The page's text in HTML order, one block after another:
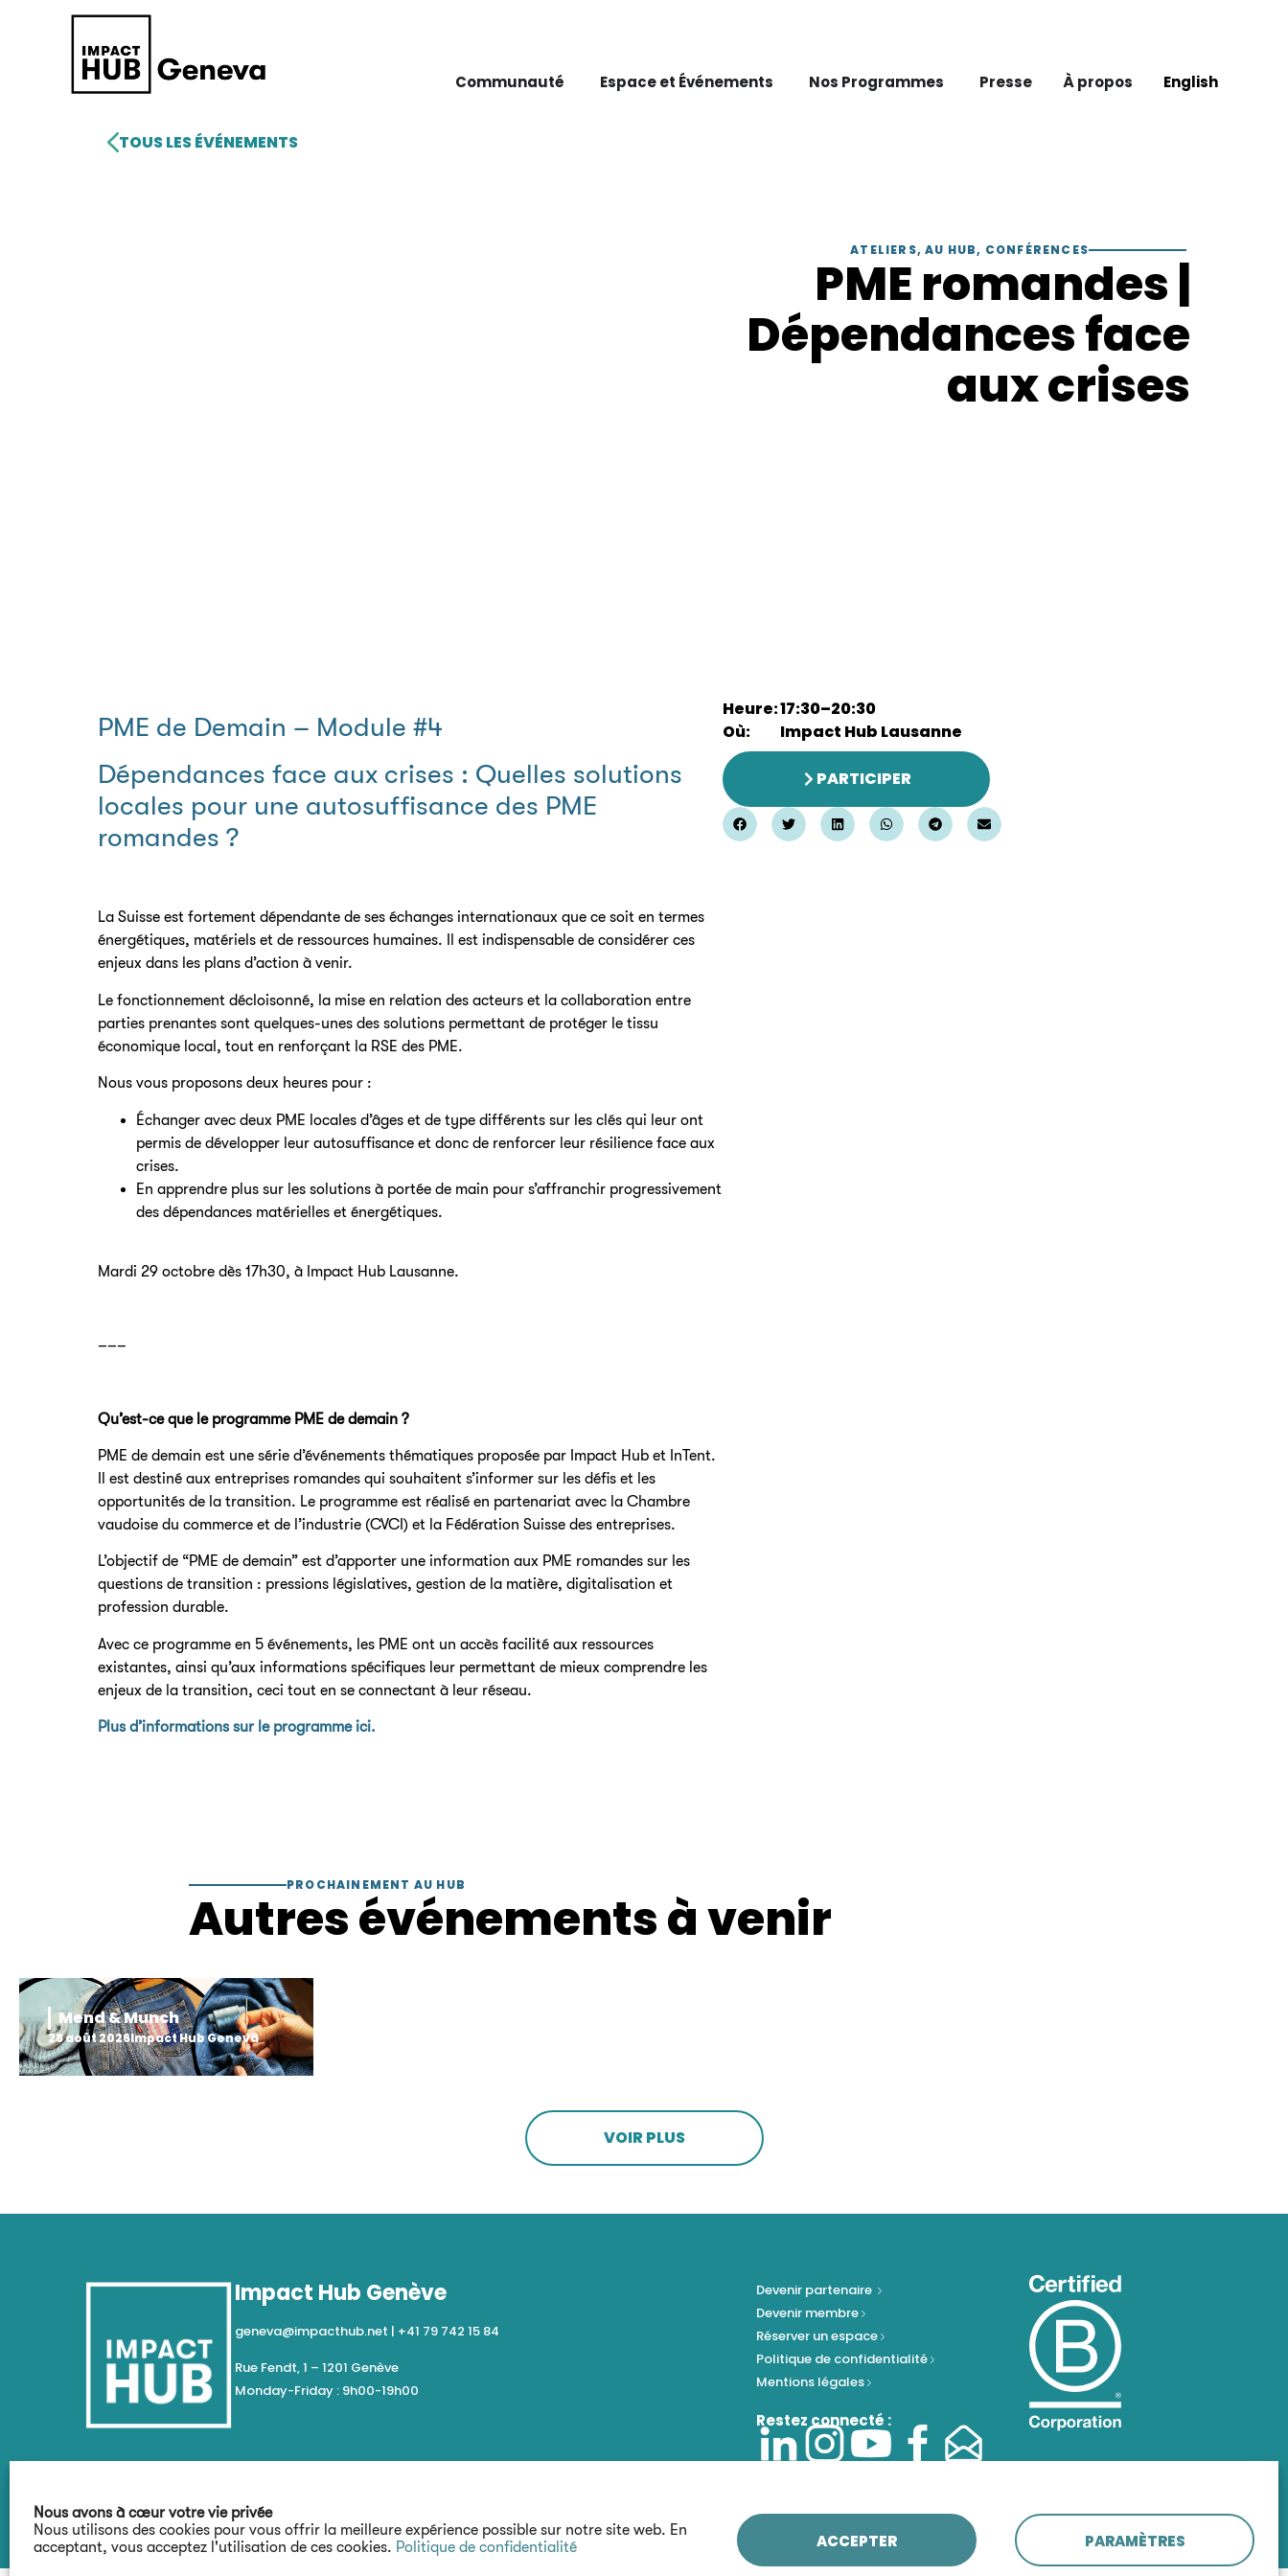
Nous avons à cœur votre vie privée
Nous utilisons des cookies pour vous offrir la meilleure expérience possible sur notre site web. En
acceptant, vous acceptez l'utilisation de ces cookies. Politique de confidentialité ACCEPTER PARAMÈTRES
Communauté Espace et Événements Nos Programmes Presse À propos English
TOUS LES ÉVÉNEMENTS
ATELIERS,AU HUB, CONFÉRENCES
PME romandes |
Dépendances face
aux crises
PME de Demain – Module #4
Dépendances face aux crises : Quelles solutions
locales pour une autosuffisance des PME
romandes ?
La Suisse est fortement dépendante de ses échanges internationaux que ce soit en termes
énergétiques, matériels et de ressources humaines. Il est indispensable de considérer ces
enjeux dans les plans d’action à venir.
Le fonctionnement décloisonné, la mise en relation des acteurs et la collaboration entre
parties prenantes sont quelques-unes des solutions permettant de protéger le tissu
économique local, tout en renforçant la RSE des PME.
Nous vous proposons deux heures pour :
Échanger avec deux PME locales d’âges et de type différents sur les clés qui leur ont
permis de développer leur autosuffisance et donc de renforcer leur résilience face aux
crises.
En apprendre plus sur les solutions à portée de main pour s’affranchir progressivement
des dépendances matérielles et énergétiques.
Mardi 29 octobre dès 17h30, à Impact Hub Lausanne.
–––
Qu’est-ce que le programme PME de demain ?
PME de demain est une série d’événements thématiques proposée par Impact Hub et InTent.
Il est destiné aux entreprises romandes qui souhaitent s’informer sur les défis et les
opportunités de la transition. Le programme est réalisé en partenariat avec la Chambre
vaudoise du commerce et de l’industrie (CVCI) et la Fédération Suisse des entreprises.
L’objectif de “PME de demain” est d’apporter une information aux PME romandes sur les
questions de transition : pressions législatives, gestion de la matière, digitalisation et
profession durable.
Avec ce programme en 5 événements, les PME ont un accès facilité aux ressources
existantes, ainsi qu’aux informations spécifiques leur permettant de mieux comprendre les
enjeux de la transition, ceci tout en se connectant à leur réseau.
Plus d’informations sur le programme ici.
Heure:17:30–20:30
Où:
Impact Hub Lausanne
PARTICIPER
PROCHAINEMENT AU HUB
Autres événements à venir
Mend & Munch
28 août 2026Impact Hub Geneva
VOIR PLUS
Impact Hub Genève
geneva@impacthub.net | +41 79 742 15 84
Rue Fendt, 1 – 1201 Genève
Monday-Friday : 9h00-19h00
Devenir partenaire
Devenir membre
Réserver un espace
Politique de confidentialité
Mentions légales
Restez connecté :